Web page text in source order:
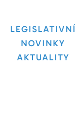
LEGISLATIVNÍ
NOVINKY
AKTUALITY